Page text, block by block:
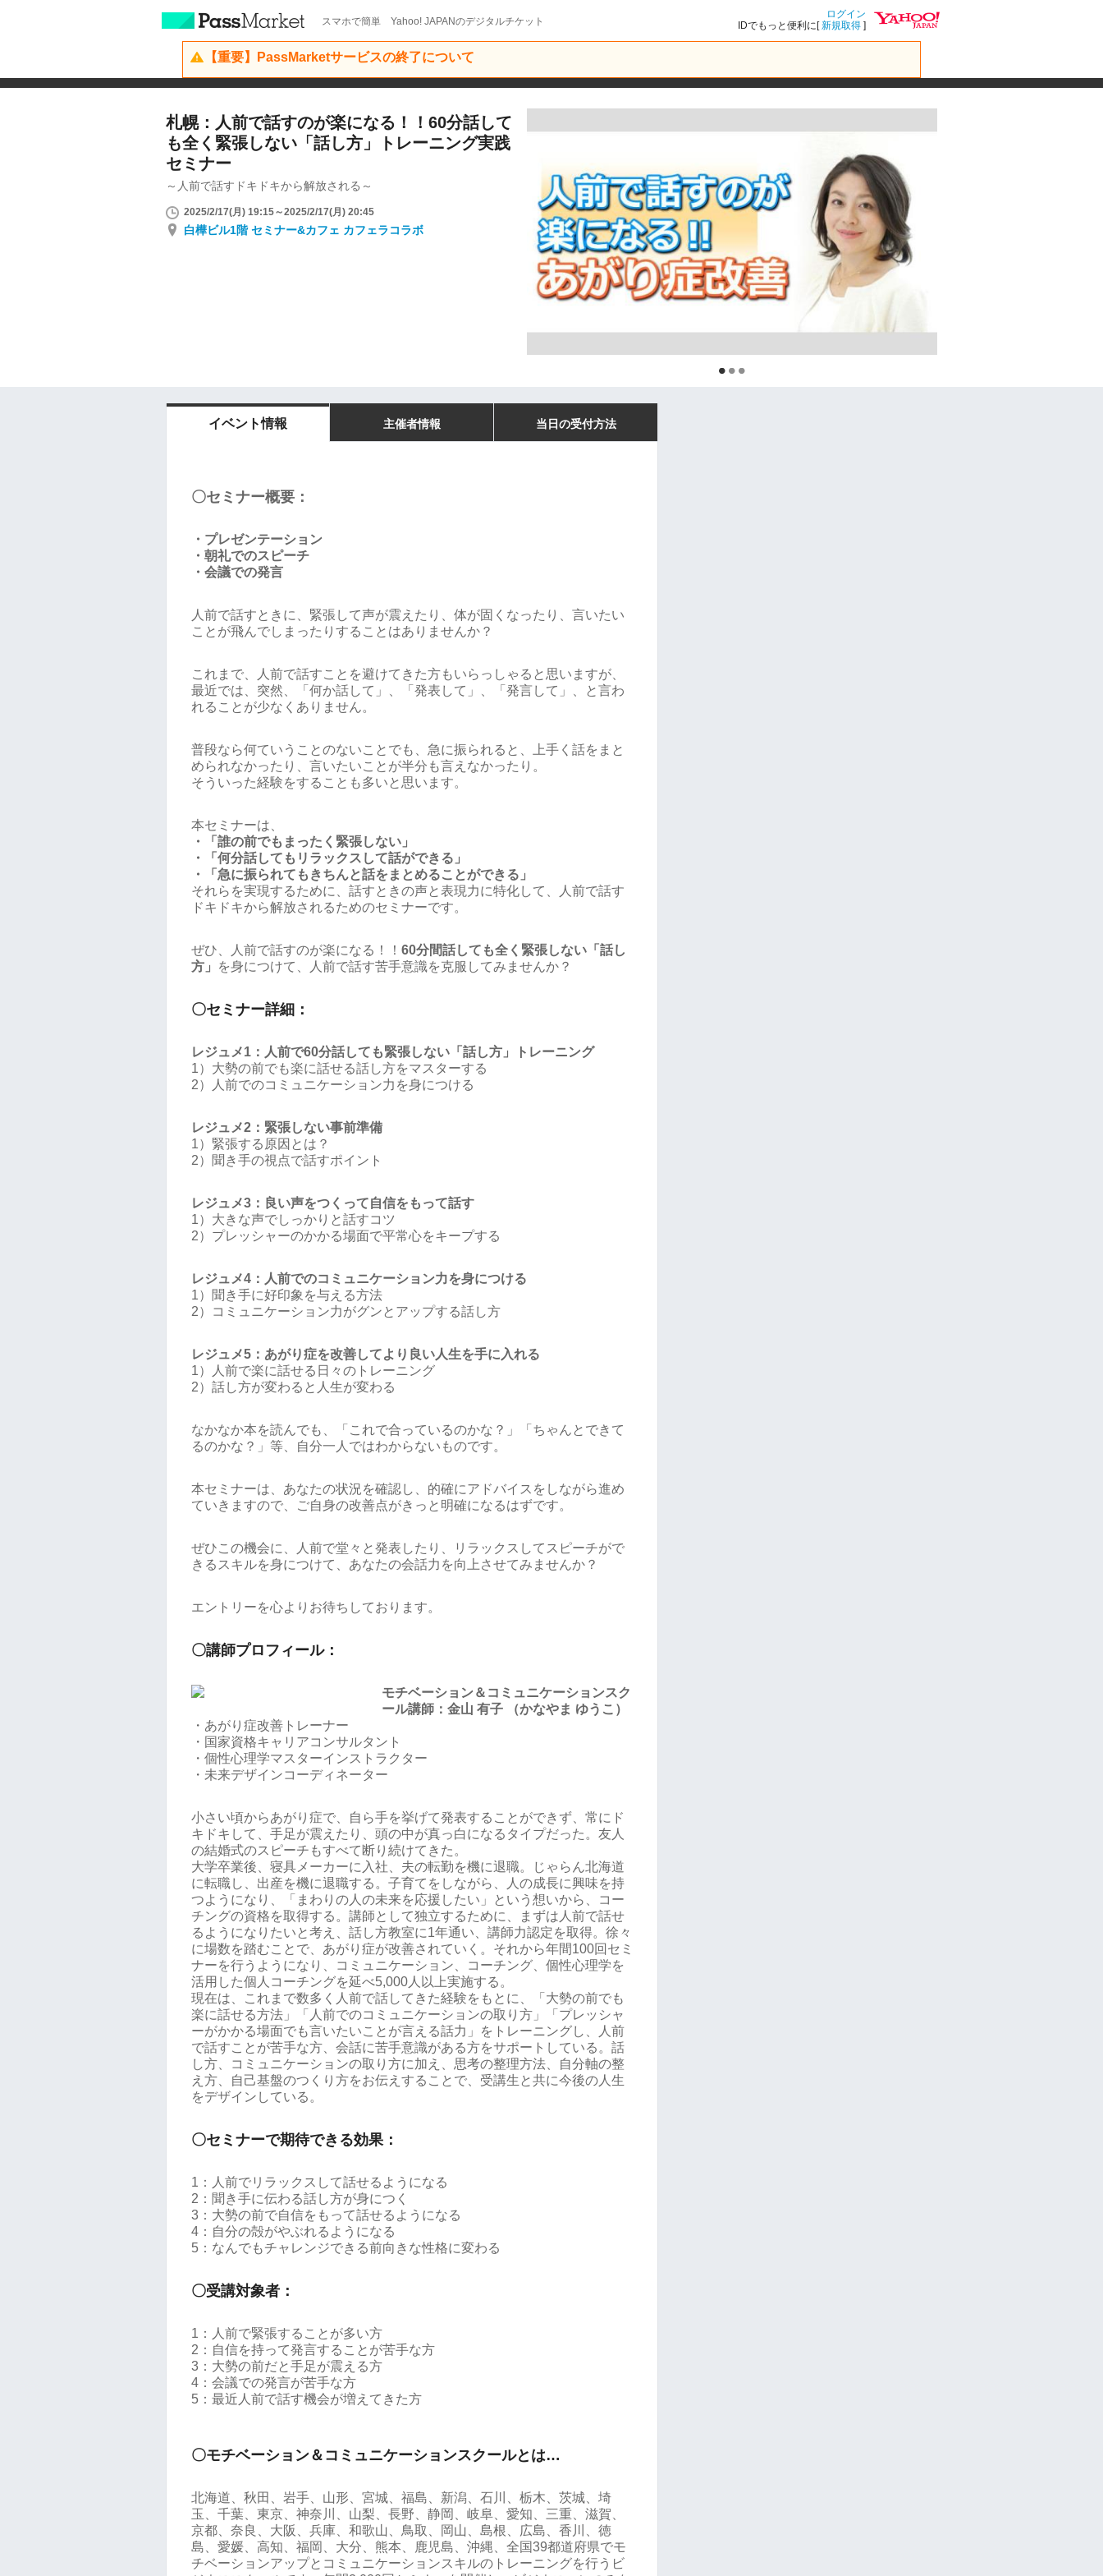
スマホで簡単 Yahoo! JAPANのデジタルチケット
ログイン
IDでもっと便利に[新規取得 ]
【重要】PassMarketサービスの終了について
札幌：人前で話すのが楽になる！！60分話して
も全く緊張しない「話し方」トレーニング実践
セミナー
～人前で話すドキドキから解放される～
2025/2/17(月) 19:15～2025/2/17(月) 20:45
白樺ビル1階 セミナー&カフェ カフェラコラボ
イベント情報 主催者情報 当日の受付方法
〇セミナー概要：
・プレゼンテーション
・朝礼でのスピーチ
・会議での発言
人前で話すときに、緊張して声が震えたり、体が固くなったり、言いたい
ことが飛んでしまったりすることはありませんか？
これまで、人前で話すことを避けてきた方もいらっしゃると思いますが、
最近では、突然、「何か話して」、「発表して」、「発言して」、と言わ
れることが少なくありません。
普段なら何ていうことのないことでも、急に振られると、上手く話をまと
められなかったり、言いたいことが半分も言えなかったり。
そういった経験をすることも多いと思います。
本セミナーは、
・「誰の前でもまったく緊張しない」
・「何分話してもリラックスして話ができる」
・「急に振られてもきちんと話をまとめることができる」
それらを実現するために、話すときの声と表現力に特化して、人前で話す
ドキドキから解放されるためのセミナーです。
ぜひ、人前で話すのが楽になる！！ 60分間話しても全く緊張しない「話し
方」
を身につけて、人前で話す苦手意識を克服してみませんか？
〇セミナー詳細：
レジュメ1：人前で60分話しても緊張しない「話し方」トレーニング
1）大勢の前でも楽に話せる話し方をマスターする
2）人前でのコミュニケーション力を身につける
レジュメ2：緊張しない事前準備
1）緊張する原因とは？
2）聞き手の視点で話すポイント
レジュメ3：良い声をつくって自信をもって話す
1）大きな声でしっかりと話すコツ
2）プレッシャーのかかる場面で平常心をキープする
レジュメ4：人前でのコミュニケーション力を身につける
1）聞き手に好印象を与える方法
2）コミュニケーション力がグンとアップする話し方
レジュメ5：あがり症を改善してより良い人生を手に入れる
1）人前で楽に話せる日々のトレーニング
2）話し方が変わると人生が変わる
なかなか本を読んでも、「これで合っているのかな？」「ちゃんとできて
るのかな？」等、自分一人ではわからないものです。
本セミナーは、あなたの状況を確認し、的確にアドバイスをしながら進め
ていきますので、ご自身の改善点がきっと明確になるはずです。
ぜひこの機会に、人前で堂々と発表したり、リラックスしてスピーチがで
きるスキルを身につけて、あなたの会話力を向上させてみませんか？
エントリーを心よりお待ちしております。
〇講師プロフィール：
モチベーション＆コミュニケーションスク
ール講師：金山 有子 （かなやま ゆうこ）
・あがり症改善トレーナー
・国家資格キャリアコンサルタント
・個性心理学マスターインストラクター
・未来デザインコーディネーター
小さい頃からあがり症で、自ら手を挙げて発表することができず、常にド
キドキして、手足が震えたり、頭の中が真っ白になるタイプだった。友人
の結婚式のスピーチもすべて断り続けてきた。
大学卒業後、寝具メーカーに入社、夫の転勤を機に退職。じゃらん北海道
に転職し、出産を機に退職する。子育てをしながら、人の成長に興味を持
つようになり、「まわりの人の未来を応援したい」という想いから、コー
チングの資格を取得する。講師として独立するために、まずは人前で話せ
るようになりたいと考え、話し方教室に1年通い、講師力認定を取得。徐々
に場数を踏むことで、あがり症が改善されていく。それから年間100回セミ
ナーを行うようになり、コミュニケーション、コーチング、個性心理学を
活用した個人コーチングを延べ5,000人以上実施する。
現在は、これまで数多く人前で話してきた経験をもとに、「大勢の前でも
楽に話せる方法」「人前でのコミュニケーションの取り方」「プレッシャ
ーがかかる場面でも言いたいことが言える話力」をトレーニングし、人前
で話すことが苦手な方、会話に苦手意識がある方をサポートしている。話
し方、コミュニケーションの取り方に加え、思考の整理方法、自分軸の整
え方、自己基盤のつくり方をお伝えすることで、受講生と共に今後の人生
をデザインしている。
〇セミナーで期待できる効果：
1：人前でリラックスして話せるようになる
2：聞き手に伝わる話し方が身につく
3：大勢の前で自信をもって話せるようになる
4：自分の殻がやぶれるようになる
5：なんでもチャレンジできる前向きな性格に変わる
〇受講対象者：
1：人前で緊張することが多い方
2：自信を持って発言することが苦手な方
3：大勢の前だと手足が震える方
4：会議での発言が苦手な方
5：最近人前で話す機会が増えてきた方
〇モチベーション＆コミュニケーションスクールとは…
北海道、秋田、岩手、山形、宮城、福島、新潟、石川、栃木、茨城、埼
玉、千葉、東京、神奈川、山梨、長野、静岡、岐阜、愛知、三重、滋賀、
京都、奈良、大阪、兵庫、和歌山、鳥取、岡山、島根、広島、香川、徳
島、愛媛、高知、福岡、大分、熊本、鹿児島、沖縄、全国39都道府県でモ
チベーションアップとコミュニケーションスキルのトレーニングを行うビ